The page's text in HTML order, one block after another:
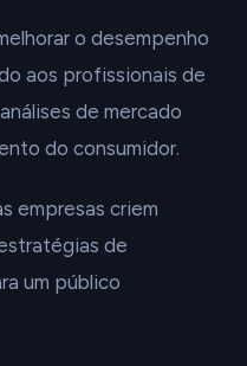
o desempenho
aos profissionais de
de mercado
do consumidor.
empresas criem
de
um público